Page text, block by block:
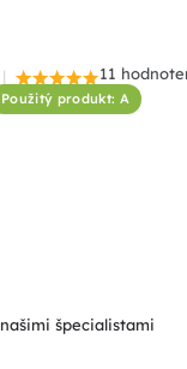
Použitý produkt: A
Priemerné
hodnotenie
11
špecialistami